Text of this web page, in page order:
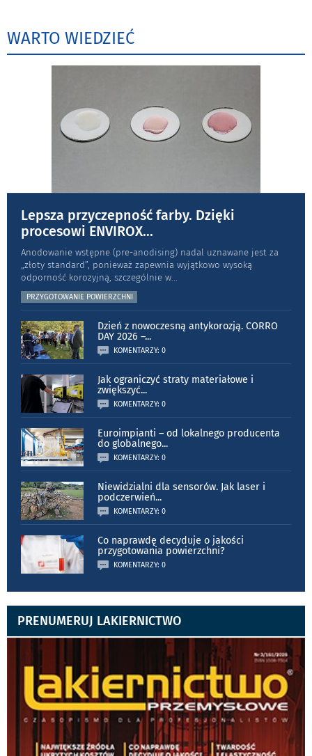
WARTO WIEDZIEĆ
Lepsza przyczepność farby. Dzięki
procesowi ENVIROX...
Anodowanie wstępne (pre-anodising) nadal uznawane jest za
„złoty standard”, ponieważ zapewnia wyjątkowo wysoką
odporność koro­zyjną, szczególnie w...
PRZYGOTOWANIE POWIERZCHNI
Dzień z nowoczesną antykorozją. CORRO
DAY 2026 –...
KOMENTARZY: 0
Jak ograniczyć straty materiałowe i
zwiększyć...
KOMENTARZY: 0
Euroimpianti – od lokalnego producenta
do globalnego...
KOMENTARZY: 0
Niewidzialni dla sensorów. Jak laser i
podczerwień...
KOMENTARZY: 0
Co naprawdę decyduje o jakości
przygotowania powierzchni?
KOMENTARZY: 0
PRENUMERUJ LAKIERNICTWO